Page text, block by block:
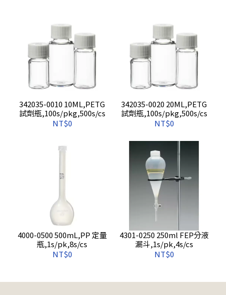
342035-0010 10ML,PETG
試劑瓶,100s/pkg,500s/cs
NT$0
342035-0020 20ML,PETG
試劑瓶,100s/pkg,500s/cs
NT$0
4000-0500 500mL,PP 定量
瓶,1s/pk,8s/cs
NT$0
4301-0250 250ml FEP分液
漏斗,1s/pk,4s/cs
NT$0